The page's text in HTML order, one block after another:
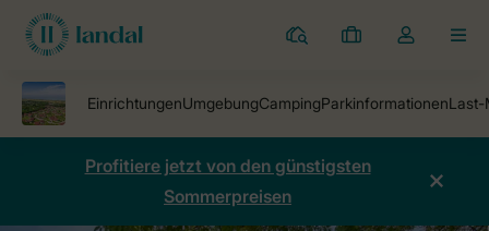
Ferienparks
Meine
Dropdown-
öffnen
Profitiere jetzt von den günstigsten
Sommerpreisen